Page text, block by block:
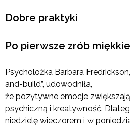
Dobre praktyki
Po pierwsze zrób
Psycholożka Barbara
and-build”, udowodniła,
że pozytywne emocje
psychiczną i kreatywność.
niedzielę wieczorem i w